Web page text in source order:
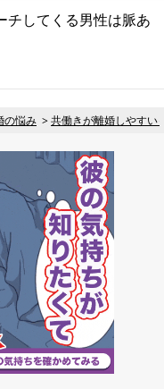
チしてくる男性は脈あ
の悩み 共働きが離婚しやすい